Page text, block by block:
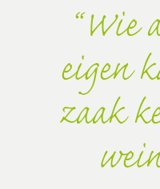
Wie
eigen
zaak